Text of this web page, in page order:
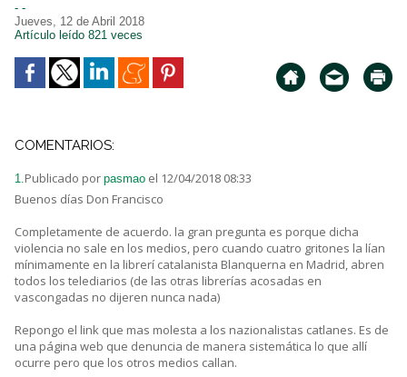
- -
Jueves, 12 de Abril 2018
Artículo leído 821 veces
COMENTARIOS:
1.Publicado por pasmao el 12/04/2018 08:33
Buenos días Don Francisco
Completamente de acuerdo. la gran pregunta es porque dicha
violencia no sale en los medios, pero cuando cuatro gritones la lían
mínimamente en la librerí catalanista Blanquerna en Madrid, abren
todos los telediarios (de las otras librerías acosadas en
vascongadas no dijeren nunca nada)
Repongo el link que mas molesta a los nazionalistas catlanes. Es de
una página web que denuncia de manera sistemática lo que allí
ocurre pero que los otros medios callan.